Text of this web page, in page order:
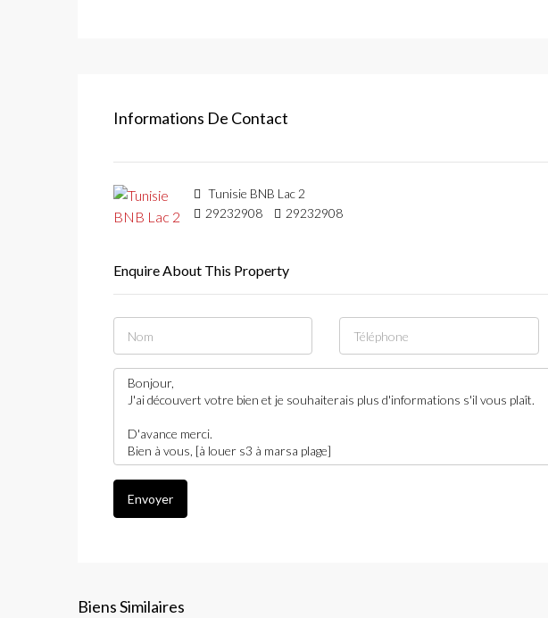
Informations De Contact
Tunisie BNB Lac 2
29232908
29232908
Enquire About This Property
Envoyer
Biens Similaires